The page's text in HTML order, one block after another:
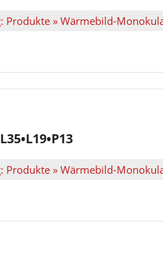
Produkte » Wärmebild-
Produkte » Wärmebild-